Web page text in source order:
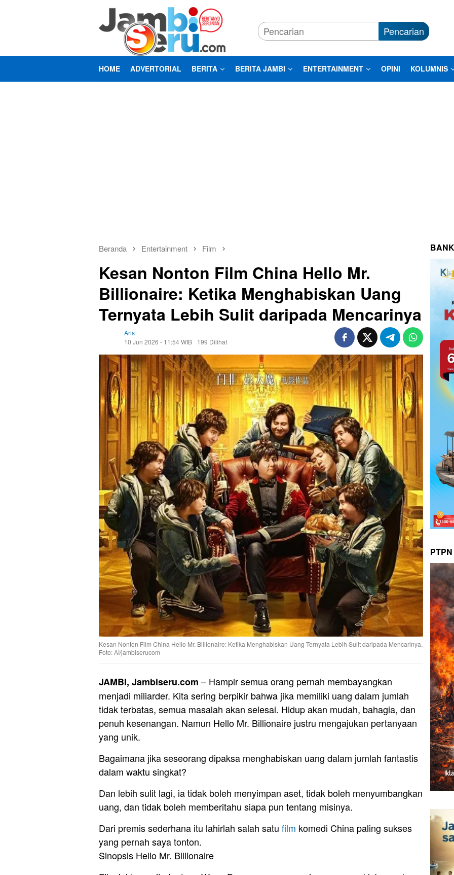
Pencarian
HOME ADVERTORIAL BERITA BERITA JAMBI ENTERTAINMENT OPINI KOLUMNIS
Beranda Entertainment Film
Kesan Nonton Film China Hello Mr.
Billionaire: Ketika Menghabiskan Uang
Ternyata Lebih Sulit daripada Mencarinya
Aris
10 Jun 2026 - 11:54 WIB
199 Dilihat
Kesan Nonton Film China Hello Mr. Billionaire: Ketika Menghabiskan Uang Ternyata Lebih Sulit daripada Mencarinya.
Foto: AI/jambiserucom
JAMBI, Jambiseru.com – Hampir semua orang pernah membayangkan
menjadi miliarder. Kita sering berpikir bahwa jika memiliki uang dalam jumlah
tidak terbatas, semua masalah akan selesai. Hidup akan mudah, bahagia, dan
penuh kesenangan. Namun Hello Mr. Billionaire justru mengajukan pertanyaan
yang unik.
Bagaimana jika seseorang dipaksa menghabiskan uang dalam jumlah fantastis
dalam waktu singkat?
Dan lebih sulit lagi, ia tidak boleh menyimpan aset, tidak boleh menyumbangkan
uang, dan tidak boleh memberitahu siapa pun tentang misinya.
Dari premis sederhana itu lahirlah salah satu film komedi China paling sukses
yang pernah saya tonton.
Sinopsis Hello Mr. Billionaire